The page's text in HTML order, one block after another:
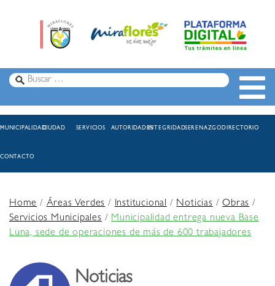
MUNICIPALIDADCIUDAD SERVICIOS AUTORIDADESINTEGRIDADSERENAZGODIRECTORIO
CONTACTO
Home/Áreas Verdes/Institucional /Noticias/Obras/
Servicios Municipales/Municipalidad entrega nueva Base
Luna, sede de operaciones de más de 600 trabajadores
Noticias